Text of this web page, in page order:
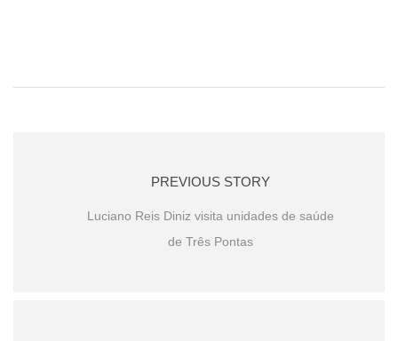
PREVIOUS STORY
Luciano Reis Diniz visita unidades de saúde
de Três Pontas